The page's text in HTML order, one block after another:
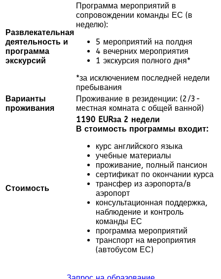
Развлекательная
деятельность и
программа
экскурсий
Программа мероприятий в
сопровождении команды ЕС (в
неделю):
5 мероприятий на полдня
4 вечерних мероприятия
1 экскурсия полного дня*
*за исключением последней недели
пребывания
Варианты
проживания
Проживание в резиденции: (2/3-
местная комната с общей ванной)
Стоимость
1190 EURза 2 недели
В стоимость программы входит:
курс английского языка
учебные материалы
проживание, полный пансион
сертификат по окончании курса
трансфер из аэропорта/в
аэропорт
консультационная поддержка,
наблюдение и контроль
команды ЕС
программа мероприятий
транспорт на мероприятия
(автобусом ЕС)